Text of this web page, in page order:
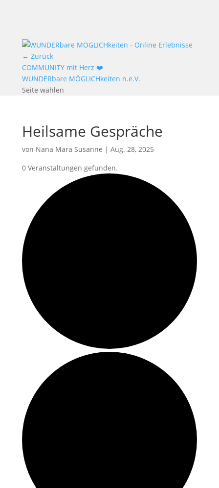
← Zurück
COMMUNITY mit Herz ❤️
WUNDERbare MÖGLICHkeiten n.e.V.
Seite wählen
Heilsame Gespräche
von Nana Mara Susanne | Aug. 28, 2025
0 Veranstaltungen gefunden.